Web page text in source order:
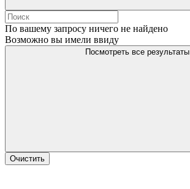
По вашему запросу ничего не найдено
Возможно вы имели ввиду
Посмотреть все результаты
Очистить